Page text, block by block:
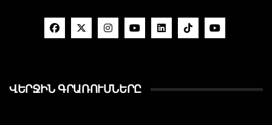
ՎԵՐՋԻՆ ԳՐԱՌՈՒՄՆԵՐԸ